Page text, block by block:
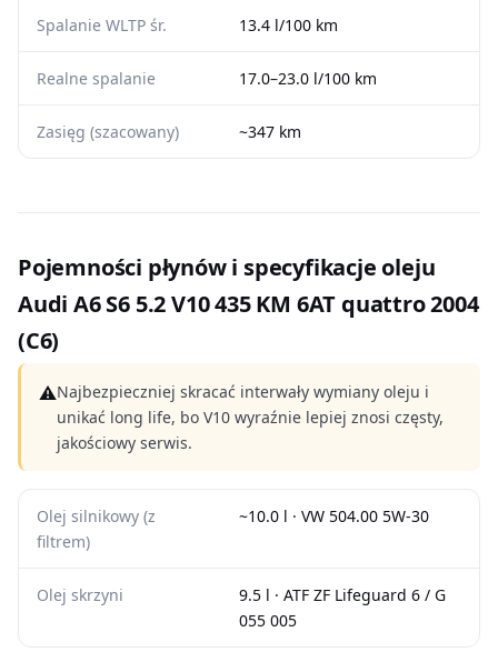
Spalanie WLTP śr. 13.4 l/100 km
Realne spalanie 17.0–23.0 l/100 km
Zasięg (szacowany) ~347 km
Pojemności płynów i specyfikacje oleju
Audi A6 S6 5.2 V10 435 KM 6AT quattro 2004
(C6)
⚠Najbezpieczniej skracać interwały wymiany oleju i
unikać long life, bo V10 wyraźnie lepiej znosi częsty,
jakościowy serwis.
Olej silnikowy (z
filtrem)
~10.0 l · VW 504.00 5W-30
Olej skrzyni
9.5 l · ATF ZF Lifeguard 6 / G
055 005